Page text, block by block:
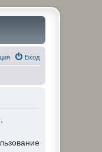
Вход